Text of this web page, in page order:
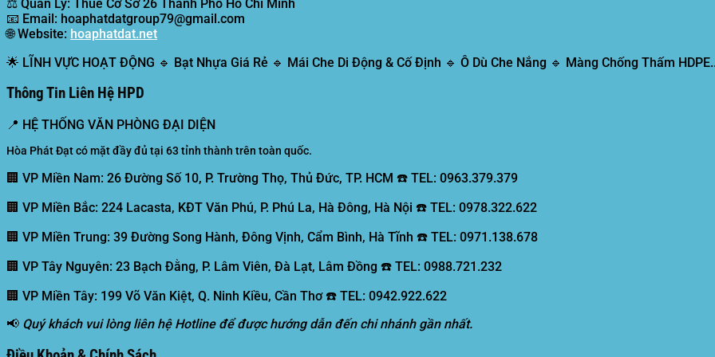
⚖️ Quản Lý: Thuế Cơ Sở 26 Thành Phố Hồ Chí Minh
📧 Email: hoaphatdatgroup79@gmail.com
🌐Website: hoaphatdat.net
🌟 LĨNH VỰC HOẠT ĐỘNG 🔹 Bạt Nhựa Giá Rẻ 🔹 Mái Che Di Động & Cố Định 🔹 Ô Dù Che Nắng 🔹 Màng Chống Thấm
Thông Tin Liên Hệ HPD
📍 HỆ THỐNG VĂN PHÒNG ĐẠI DIỆN
Hòa Phát Đạt có mặt đầy đủ tại 63 tỉnh thành trên toàn quốc.
🏢 VP Miền Nam: 26 Đường Số 10, P. Trường Thọ, Thủ Đức, TP. HCM ☎️ TEL: 0963.379.379
🏢 VP Miền Bắc: 224 Lacasta, KĐT Văn Phú, P. Phú La, Hà Đông, Hà Nội ☎️ TEL: 0978.322.622
🏢 VP Miền Trung: 39 Đường Song Hành, Đông Vịnh, Cẩm Bình, Hà Tĩnh ☎️ TEL: 0971.138.678
🏢 VP Tây Nguyên: 23 Bạch Đằng, P. Lâm Viên, Đà Lạt, Lâm Đồng ☎️ TEL: 0988.721.232
🏢 VP Miền Tây: 199 Võ Văn Kiệt, Q. Ninh Kiều, Cần Thơ ☎️ TEL: 0942.922.622
📢 Quý khách vui lòng liên hệ Hotline để được hướng dẫn đến chi nhánh gần nhất.